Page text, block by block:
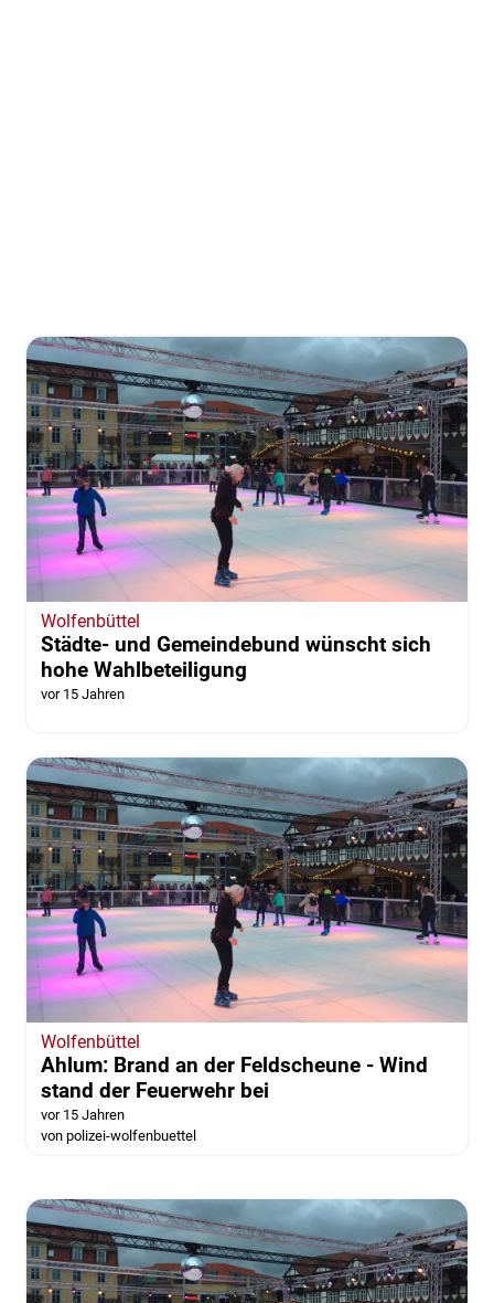
Wolfenbüttel
Städte- und Gemeindebund wünscht sich
hohe Wahlbeteiligung
vor 15 Jahren
Wolfenbüttel
Ahlum: Brand an der Feldscheune - Wind
stand der Feuerwehr bei
vor 15 Jahren
von polizei-wolfenbuettel